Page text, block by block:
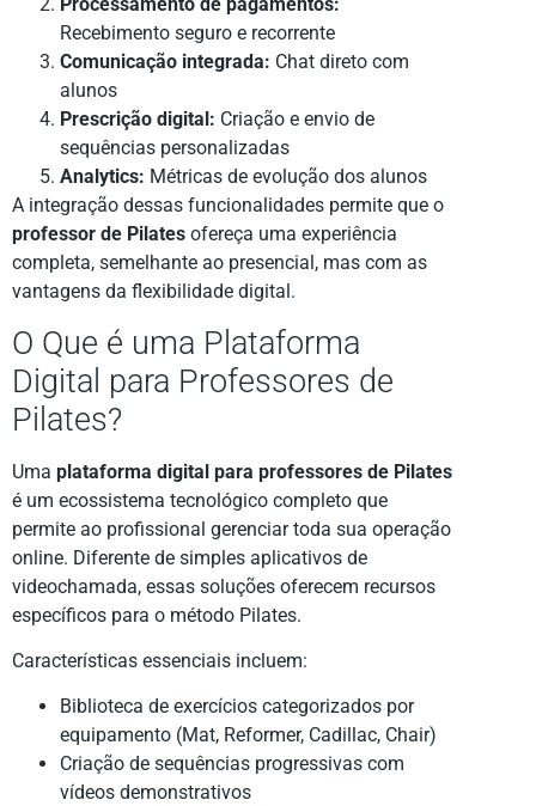
Processamento de pagamentos:
Recebimento seguro e recorrente
Comunicação integrada: Chat direto com
alunos
Prescrição digital: Criação e envio de
sequências personalizadas
Analytics: Métricas de evolução dos alunos
A integração dessas funcionalidades permite que o
professor de Pilates ofereça uma experiência
completa, semelhante ao presencial, mas com as
vantagens da flexibilidade digital.
O Que é uma Plataforma
Digital para Professores de
Pilates?
Uma plataforma digital para professores de Pilates
é um ecossistema tecnológico completo que
permite ao profissional gerenciar toda sua operação
online. Diferente de simples aplicativos de
videochamada, essas soluções oferecem recursos
específicos para o método Pilates.
Características essenciais incluem:
Biblioteca de exercícios categorizados por
equipamento (Mat, Reformer, Cadillac, Chair)
Criação de sequências progressivas com
vídeos demonstrativos